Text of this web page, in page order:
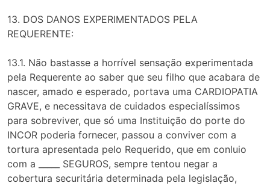
13. DOS DANOS EXPERIMENTADOS PELA
REQUERENTE:
13.1. Não bastasse a horrível sensação experimentada
pela Requerente ao saber que seu filho que acabara de
nascer, amado e esperado, portava uma CARDIOPATIA
GRAVE, e necessitava de cuidados especialíssimos
para sobreviver, que só uma Instituição do porte do
INCOR poderia fornecer, passou a conviver com a
tortura apresentada pelo Requerido, que em conluio
com a _____ SEGUROS, sempre tentou negar a
cobertura securitária determinada pela legislação,